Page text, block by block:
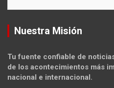
Nuestra Misión
Tu fuente confiable de
de los acontecimientos más
nacional e internacional.